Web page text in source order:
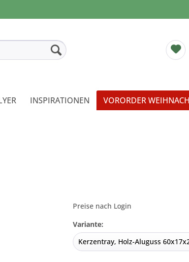
INSPIRATIONEN VORORDER
Preise nach Login
Variante: